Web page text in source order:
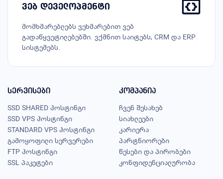
ვებ დეველოპმენტი
მომხმარებლებს ვეხმარებით ვებ
გადაწყვეტილებებში. ვქმნით საიტებს, CRM და ERP
სისტემებს.
სერვისები
SSD SHARED ჰოსტინგი
SSD VPS ჰოსტინგი
STANDARD VPS ჰოსტინგი
გამოყოფილი სერვერები
FTP ჰოსტინგი
SSL პაკეტები
კომპანია
ჩვენ შესახებ
სიახლეები
კარიერა
პარტნიორები
წესები და პირობები
კონფიდენციალურობა